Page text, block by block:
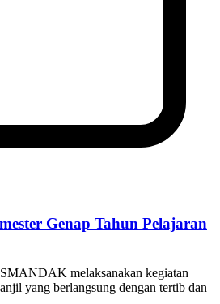
Genap Tahun Pelajaran
melaksanakan kegiatan
yang berlangsung dengan tertib dan